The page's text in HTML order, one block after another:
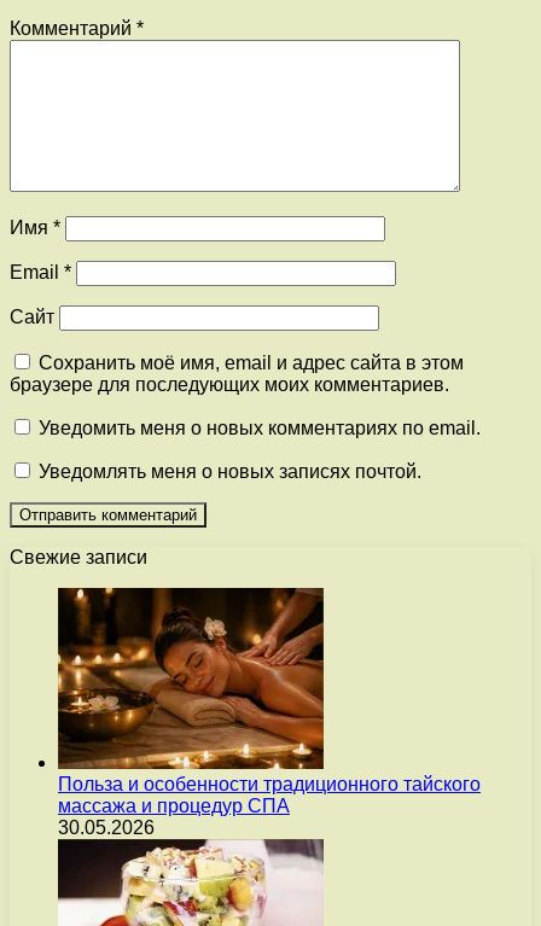
Комментарий *
Имя *
Email *
Сайт
Сохранить моё имя, email и адрес сайта в этом
браузере для последующих моих комментариев.
Уведомить меня о новых комментариях по email.
Уведомлять меня о новых записях почтой.
Свежие записи
Польза и особенности традиционного тайского
массажа и процедур СПА
30.05.2026